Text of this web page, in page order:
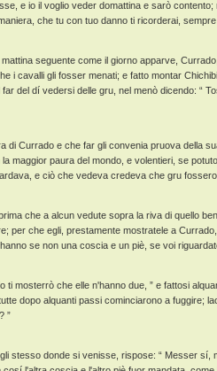
e io il voglio veder domattina e sarò
che tu con tuo danno ti ricorderai,
seguente come il giorno apparve,
i cavalli gli fosser menati; e fatto montar
del dí vedersi delle gru, nel menò dicendo: “
di Currado e che far gli convenia pruova della
maggior paura del mondo, e volentieri, se
e ciò che vedeva credeva che gru
che a alcun vedute sopra la riva di quello
per che egli, prestamente mostratele a
se non una coscia e un piè, se voi
ti mosterrò che elle n'hanno due, ” e fattosi
dopo alquanti passi cominciarono a fuggire;
”
stesso donde si venisse, rispose: “ Messer sí,